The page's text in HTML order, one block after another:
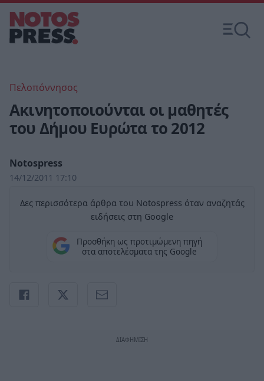
Πελοπόννησος
Ακινητοποιούνται οι μαθητές
του Δήμου Ευρώτα το 2012
Notospress
14/12/2011 17:10
Δες περισσότερα άρθρα του Notospress όταν αναζητάς
ειδήσεις στη Google
Προσθήκη ως προτιμώμενη πηγή
στα αποτελέσματα της Google